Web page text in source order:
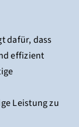
dafür, dass
effizient
Leistung zu